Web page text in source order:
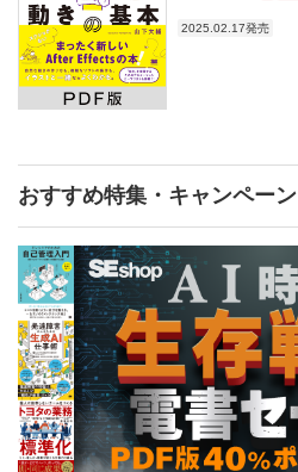
2025.02.17発売
おすすめ特集・キャンペーン